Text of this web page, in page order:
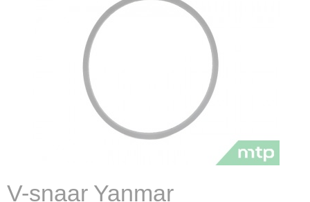
V-snaar Yanmar